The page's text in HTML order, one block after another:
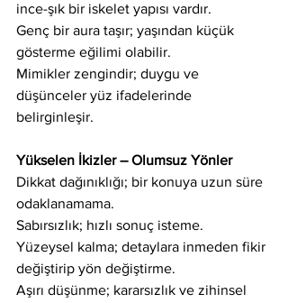
ince-şık bir iskelet yapısı vardır.
Genç bir aura taşır; yaşından küçük
gösterme eğilimi olabilir.
Mimikler zengindir; duygu ve
düşünceler yüz ifadelerinde
belirginleşir.
Yükselen İkizler – Olumsuz Yönler
Dikkat dağınıklığı; bir konuya uzun süre
odaklanamama.
Sabırsızlık; hızlı sonuç isteme.
Yüzeysel kalma; detaylara inmeden fikir
değiştirip yön değiştirme.
Aşırı düşünme; kararsızlık ve zihinsel